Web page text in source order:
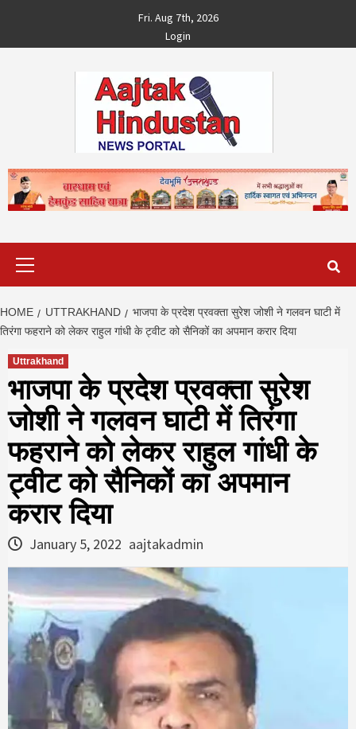
content
Fri. Aug 7th, 2026
Login
HOME UTTRAKHAND
भाजपा के प्रदेश प्रवक्ता सुरेश जोशी ने गलवन घाटी में
तिरंगा फहराने को लेकर राहुल गांधी के ट्वीट को सैनिकों का अपमान करार दिया
Uttrakhand
भाजपा के प्रदेश प्रवक्ता सुरेश
जोशी ने गलवन घाटी में तिरंगा
फहराने को लेकर राहुल गांधी के
ट्वीट को सैनिकों का अपमान
करार दिया
January 5, 2022 aajtakadmin